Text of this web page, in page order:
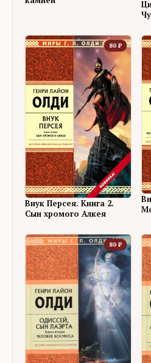
80 ₽
Внук Персея. Книга 2.
Сын хромого Алкея
80 ₽